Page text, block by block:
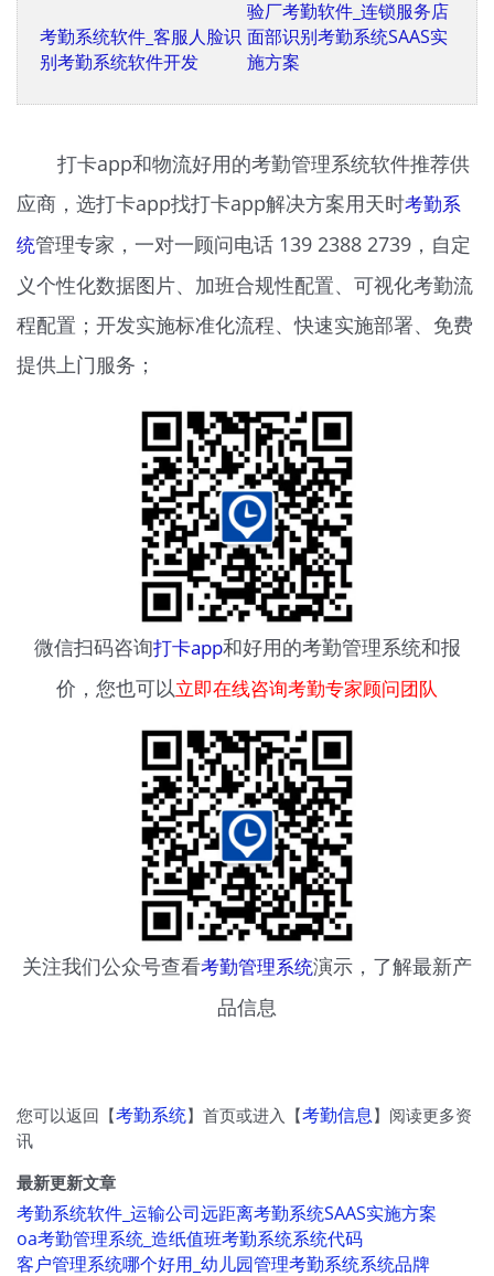
管理专家，一对一顾问电话 139 2388 2739，自定
义个性化数据图片、加班合规性配置、可视化考勤流
程配置；开发实施标准化流程、快速实施部署、免费
提供上门服务；
微信扫码咨询打卡app和好用的考勤管理系统和报
价，您也可以立即在线咨询考勤专家顾问团队
关注我们公众号查看考勤管理系统演示，了解最新产
品信息
考勤系统软件_运输公司远距离考勤系统SAAS实施方案
oa考勤管理系统_造纸值班考勤系统系统代码
客户管理系统哪个好用_幼儿园管理考勤系统系统品牌
统计软件_电子厂大考勤系统软件哪家好
徐州业务员管理软件_徐州交通统计员工考勤软件软件管理平台
咸阳上班打卡软件_咸阳珠宝行业人事考勤系统软件系统管理平